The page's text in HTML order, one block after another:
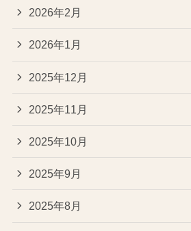
2026年2月
2026年1月
2025年12月
2025年11月
2025年10月
2025年9月
2025年8月